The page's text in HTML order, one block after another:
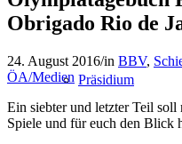
Präsidium
Obrigado Rio de
24. August 2016/in BBV,
ÖA/Medien
Ein siebter und letzter Teil soll
Spiele und für euch den Blick